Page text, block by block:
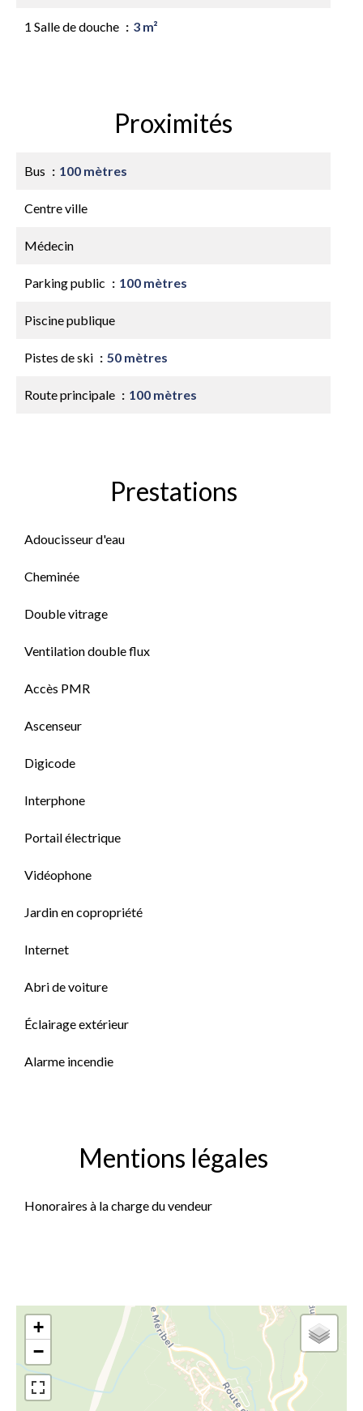
1 Salle de douche 3 m²
Proximités
Bus 100 mètres
Centre ville
Médecin
Parking public 100 mètres
Piscine publique
Pistes de ski 50 mètres
Route principale 100 mètres
Prestations
Adoucisseur d'eau
Cheminée
Double vitrage
Ventilation double flux
Accès PMR
Ascenseur
Digicode
Interphone
Portail électrique
Vidéophone
Jardin en copropriété
Internet
Abri de voiture
Éclairage extérieur
Alarme incendie
Mentions légales
Honoraires à la charge du vendeur
+
−